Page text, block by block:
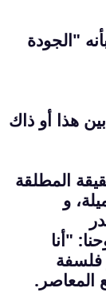
"الجودة
هذا أو ذاك
المطلقة
و
"أنا
فلسفة
المعاصر.